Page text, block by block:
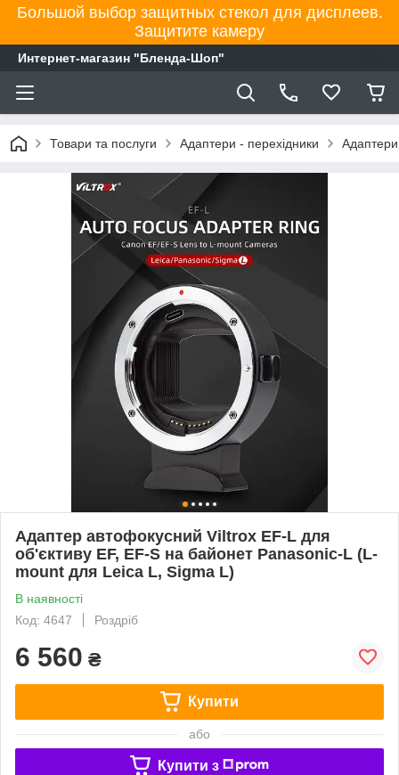
Большой выбор защитных стекол для дисплеев.
Защитите камеру
Интернет-магазин "Бленда-Шоп"
Товари та послуги Адаптери - перехідники
Адаптер автофокусний Viltrox EF-L для
об'єктиву EF, EF-S на байонет Panasonic-L (L-
mount для Leica L, Sigma L)
В наявності
Код: 4647
Роздріб
6 560 ₴
Купити
або
Купити з